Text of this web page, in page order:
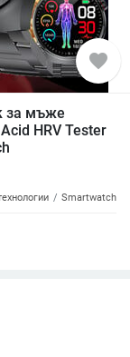
favorite
за мъже
HRV Tester
Smartwatch